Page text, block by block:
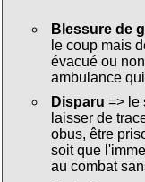
Blessure de
le coup mais
évacué ou
ambulance
Disparu => le
laisser de
obus, être
soit que
au combat